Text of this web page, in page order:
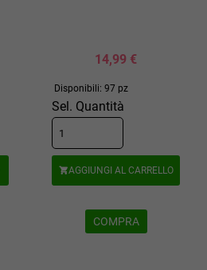
14,99 €
Disponibili: 97 pz
Sel. Quantità
AGGIUNGI AL CARRELLO
COMPRA